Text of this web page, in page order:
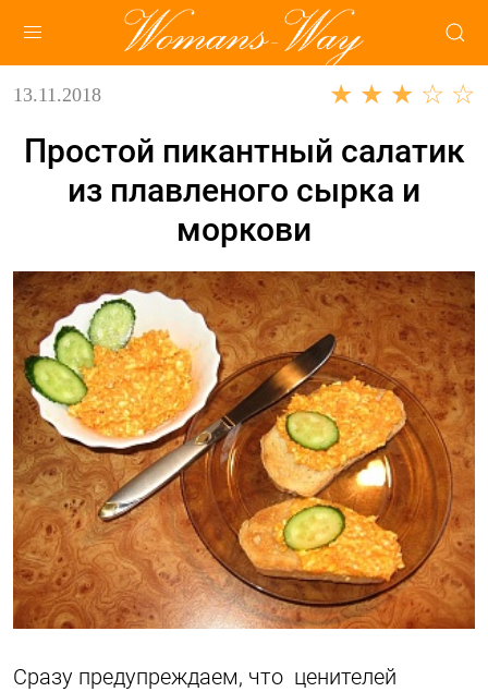
13.11.2018 ★ ★ ★ ☆ ☆
Простой пикантный салатик
из плавленого сырка и
моркови
Сразу предупреждаем, что ценителей